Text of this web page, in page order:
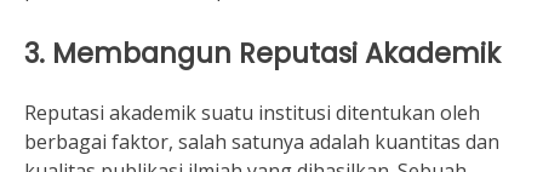
3. Membangun Reputasi Akademik
Reputasi akademik suatu institusi ditentukan oleh
berbagai faktor, salah satunya adalah kuantitas dan